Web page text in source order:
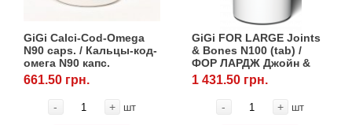
GiGi Calci-Cod-Omega
N90 caps. / Кальцы-код-
омега N90 капс.
661.50 грн.
- + шт
GiGi FOR LARGE Joints
& Bones N100 (tab) /
ФОР ЛАРДЖ Джойн &
Бонс N100 (таб)
1 431.50 грн.
- + шт